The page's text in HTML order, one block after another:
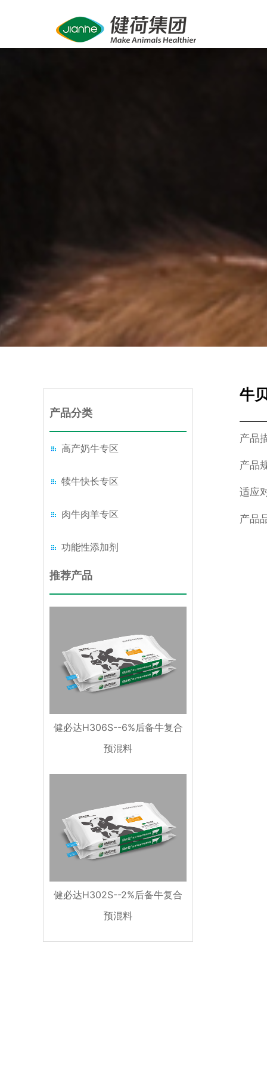
产品分类
高产奶牛专区
犊牛快长专区
肉牛肉羊专区
功能性添加剂
推荐产品
健必达H306S--6%后备牛复合
预混料
健必达H302S--2%后备牛复合
预混料
牛
产品
产品
适应
产品